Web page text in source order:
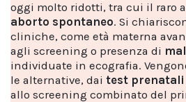
oggi molto ridotti, tra cui il raro
aborto spontaneo. Si
cliniche, come età materna
agli screening o presenza di
individuate in ecografia.
le alternative, dai test prenatali
allo screening combinato del